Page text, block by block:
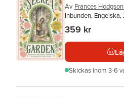
Av Frances
Inbunden,
359 kr
Skickas inom 3-6